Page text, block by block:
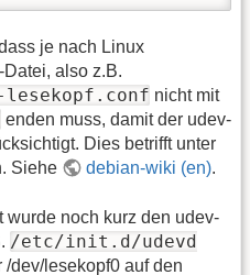
je nach Linux
Datei, also z.B.
nicht mit
enden muss, damit der udev-
Dies betrifft unter
Siehe
debian-wiki (en).
wurde noch kurz den udev-
/etc/init.d/udevd
dev/lesekopf0 auf den